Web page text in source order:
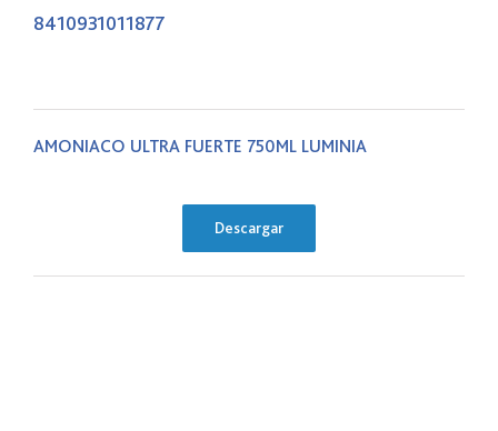
8410931011877
AMONIACO ULTRA FUERTE 750ML LUMINIA
Descargar